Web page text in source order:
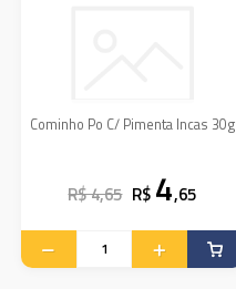
Cominho Po C/ Pimenta Incas 30g
R$ 4,65 R$ 4,65